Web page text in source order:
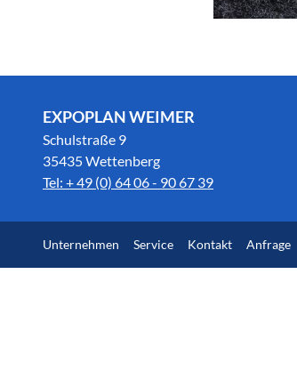
EXPOPLAN WEIMER
Schulstraße 9
35435 Wettenberg
Tel: + 49 (0) 64 06 - 90 67 39
Unternehmen Service Kontakt Anfrage